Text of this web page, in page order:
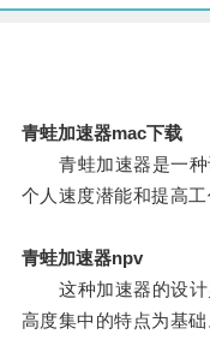
青蛙加速器mac下载
青蛙加速器是一种
个人速度潜能和提高工
青蛙加速器npv
这种加速器的设计
高度集中的特点为基础